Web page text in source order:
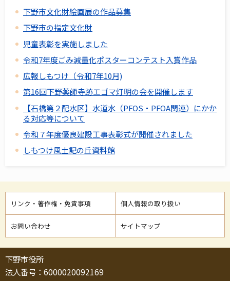
下野市文化財絵画展の作品募集
下野市の指定文化財
児童表彰を実施しました
令和7年度ごみ減量化ポスターコンテスト入賞作品
広報しもつけ（令和7年10月)
第16回下野薬師寺跡エゴマ灯明の会を開催します
【石橋第２配水区】水道水（PFOS・PFOA関連）にかか
る対応等について
令和７年度優良建設工事表彰式が開催されました
しもつけ風土記の丘資料館
リンク・著作権・免責事項 個人情報の取り扱い
お問い合わせ サイトマップ
下野市役所
法人番号：6000020092169